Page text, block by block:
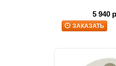
5 940
ЗАКАЗАТЬ